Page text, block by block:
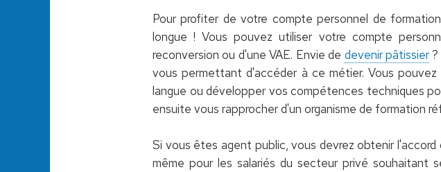
Pour profiter de votre compte personnel de
longue ! Vous pouvez utiliser votre compte
reconversion ou d'une VAE. Envie de devenir pâtissier?
vous permettant d'accéder à ce métier. Vous
langue ou développer vos compétences techniques
ensuite vous rapprocher d'un organisme de formation
Si vous êtes agent public, vous devrez obtenir
même pour les salariés du secteur privé souhaitant